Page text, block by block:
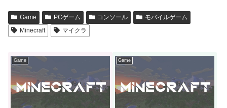
Game PCゲーム コンソール
モバイルゲーム
Minecraft
マイクラ
Game Game